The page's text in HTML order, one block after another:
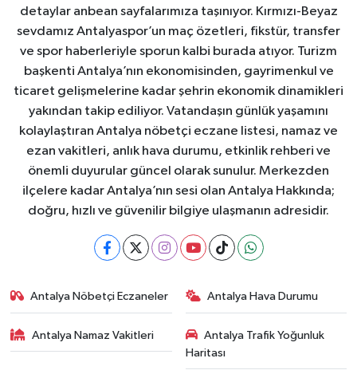
detaylar anbean sayfalarımıza taşınıyor. Kırmızı-Beyaz
sevdamız Antalyaspor’un maç özetleri, fikstür, transfer
ve spor haberleriyle sporun kalbi burada atıyor. Turizm
başkenti Antalya’nın ekonomisinden, gayrimenkul ve
ticaret gelişmelerine kadar şehrin ekonomik dinamikleri
yakından takip ediliyor. Vatandaşın günlük yaşamını
kolaylaştıran Antalya nöbetçi eczane listesi, namaz ve
ezan vakitleri, anlık hava durumu, etkinlik rehberi ve
önemli duyurular güncel olarak sunulur. Merkezden
ilçelere kadar Antalya’nın sesi olan Antalya Hakkında;
doğru, hızlı ve güvenilir bilgiye ulaşmanın adresidir.
Antalya Nöbetçi Eczaneler Antalya Hava Durumu
Antalya Namaz Vakitleri
Antalya Trafik Yoğunluk
Haritası